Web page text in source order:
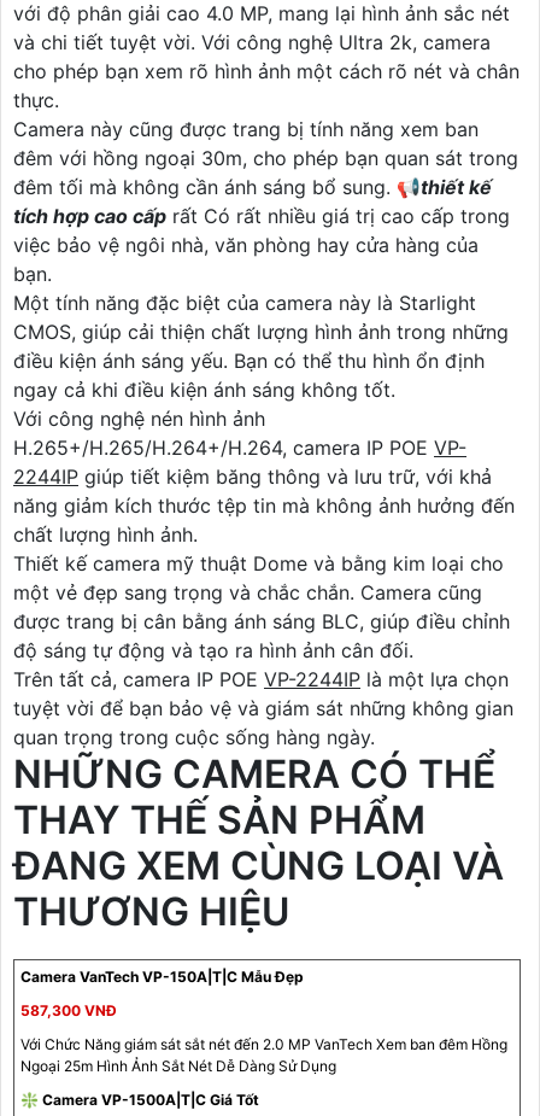
với độ phân giải cao 4.0 MP, mang lại hình ảnh sắc nét
và chi tiết tuyệt vời. Với công nghệ Ultra 2k, camera
cho phép bạn xem rõ hình ảnh một cách rõ nét và chân
thực.
Camera này cũng được trang bị tính năng xem ban
đêm với hồng ngoại 30m, cho phép bạn quan sát trong
đêm tối mà không cần ánh sáng bổ sung. 📢thiết kế
tích hợp cao cấp rất Có rất nhiều giá trị cao cấp trong
việc bảo vệ ngôi nhà, văn phòng hay cửa hàng của
bạn.
Một tính năng đặc biệt của camera này là Starlight
CMOS, giúp cải thiện chất lượng hình ảnh trong những
điều kiện ánh sáng yếu. Bạn có thể thu hình ổn định
ngay cả khi điều kiện ánh sáng không tốt.
Với công nghệ nén hình ảnh
H.265+/H.265/H.264+/H.264, camera IP POE VP-
2244IP giúp tiết kiệm băng thông và lưu trữ, với khả
năng giảm kích thước tệp tin mà không ảnh hưởng đến
chất lượng hình ảnh.
Thiết kế camera mỹ thuật Dome và bằng kim loại cho
một vẻ đẹp sang trọng và chắc chắn. Camera cũng
được trang bị cân bằng ánh sáng BLC, giúp điều chỉnh
độ sáng tự động và tạo ra hình ảnh cân đối.
Trên tất cả, camera IP POE VP-2244IP là một lựa chọn
tuyệt vời để bạn bảo vệ và giám sát những không gian
quan trọng trong cuộc sống hàng ngày.
NHỮNG CAMERA CÓ THỂ
THAY THẾ SẢN PHẨM
ĐANG XEM CÙNG LOẠI VÀ
THƯƠNG HIỆU
Camera VanTech VP-150A|T|C Mẫu Đẹp
587,300 VNĐ
Với Chức Năng giám sát sắt nét đến 2.0 MP VanTech Xem ban đêm Hồng
Ngoại 25m Hình Ảnh Sắt Nét Dễ Dàng Sử Dụng
❇ Camera VP-1500A|T|C Giá Tốt